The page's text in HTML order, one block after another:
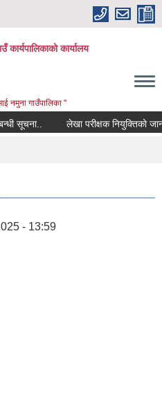
कार्यपालिकाको कार्यालय
नमुना गाउँपालिका "
सूचना.. लेखा परीक्षक नियुक्तिको
- 13:59